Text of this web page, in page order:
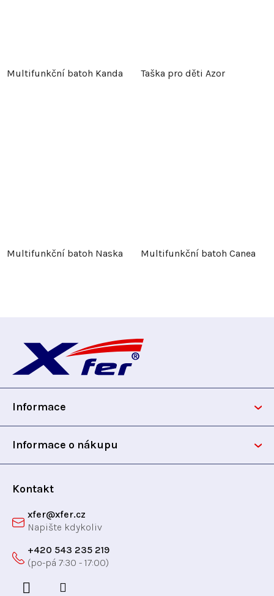
Multifunkční batoh Kanda Taška pro děti Azor
Multifunkční batoh Naska Multifunkční batoh Canea
p
Informace
Informace o nákupu
Kontakt
xfer@xfer.cz
+420 543 235 219